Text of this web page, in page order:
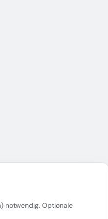
notwendig. Optionale